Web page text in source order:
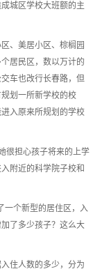
城区学校大班额的主
、美居小区、棕榈园
居民区，数以万计的
车也改行长春路，但
划一所新学校的校
入原来所规划的学校
很担心孩子将来的上学
附近的科学院子校和
一个新型的居住区，入
了多少孩子？这么大
住人数的多少，分为